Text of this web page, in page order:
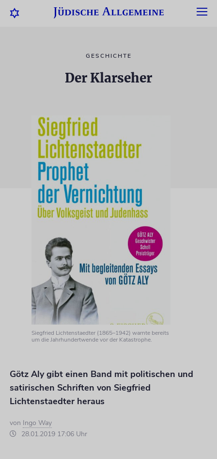
GESCHICHTE
Der Klarseher
Siegfried Lichtenstaedter (1865–1942) warnte bereits
um die Jahrhundertwende vor der Katastrophe.
Götz Aly gibt einen Band mit politischen und
satirischen Schriften von Siegfried
Lichtenstaedter heraus
von Ingo Way
28.01.2019 17:06 Uhr